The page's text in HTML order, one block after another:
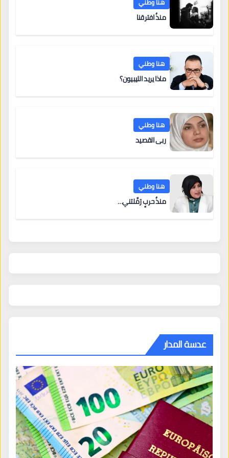
منذُ افترقنا
هنا وطني
ماذا يريد الليبيون؟
هنا وطني
ربى القصيد
هنا وطني
منذُ حربٍ رَمَّلتني…
عدسة المدار